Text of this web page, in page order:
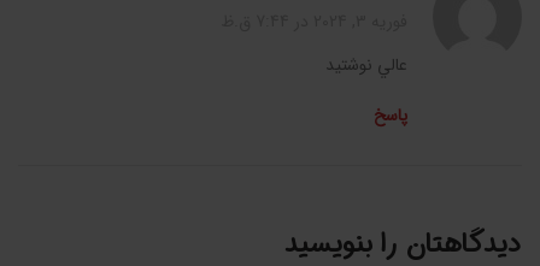
عالي نوشتيد
پاسخ
دیدگاهتان را بنویسید